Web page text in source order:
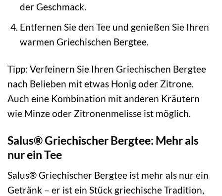
der Geschmack.
Entfernen Sie den Tee und genießen Sie Ihren
warmen Griechischen Bergtee.
Tipp: Verfeinern Sie Ihren Griechischen Bergtee
nach Belieben mit etwas Honig oder Zitrone.
Auch eine Kombination mit anderen Kräutern
wie Minze oder Zitronenmelisse ist möglich.
Salus® Griechischer Bergtee: Mehr als
nur ein Tee
Salus® Griechischer Bergtee ist mehr als nur ein
Getränk – er ist ein Stück griechische Tradition,